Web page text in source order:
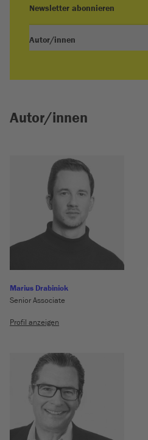
Newsletter abonnieren
Autor/innen
Autor/innen
Marius Drabiniok
Senior Associate
Profil anzeigen